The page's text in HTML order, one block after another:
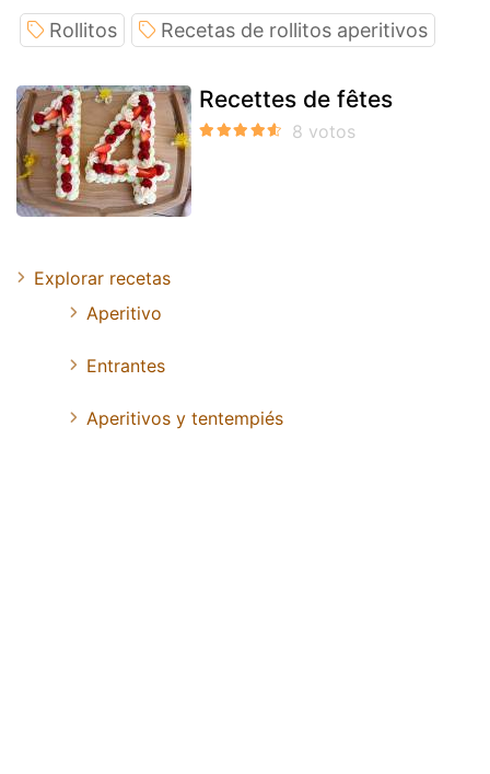
Rollitos Recetas de rollitos aperitivos
Recettes de fêtes
Explorar recetas
Aperitivo
Entrantes
Aperitivos y tentempiés